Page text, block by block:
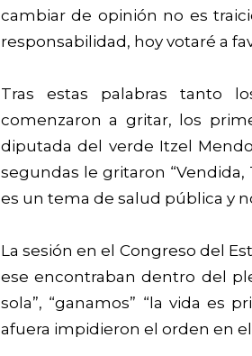
cambiar de opinión no es
responsabilidad, hoy votaré a
Tras estas palabras tanto
comenzaron a gritar, los
diputada del verde Itzel
segundas le gritaron “Vendida,
es un tema de salud pública y
La sesión en el Congreso del
ese encontraban dentro del
sola”, “ganamos” “la vida es
afuera impidieron el orden en